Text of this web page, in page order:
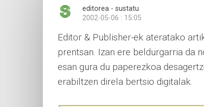
editorea - sustatu
2002-05-06 : 15:05
Editor & Publisher-ek ateratako
prentsan. Izan ere beldurgarria da
esan gura du paperezkoa
erabiltzen direla bertsio digitalak.